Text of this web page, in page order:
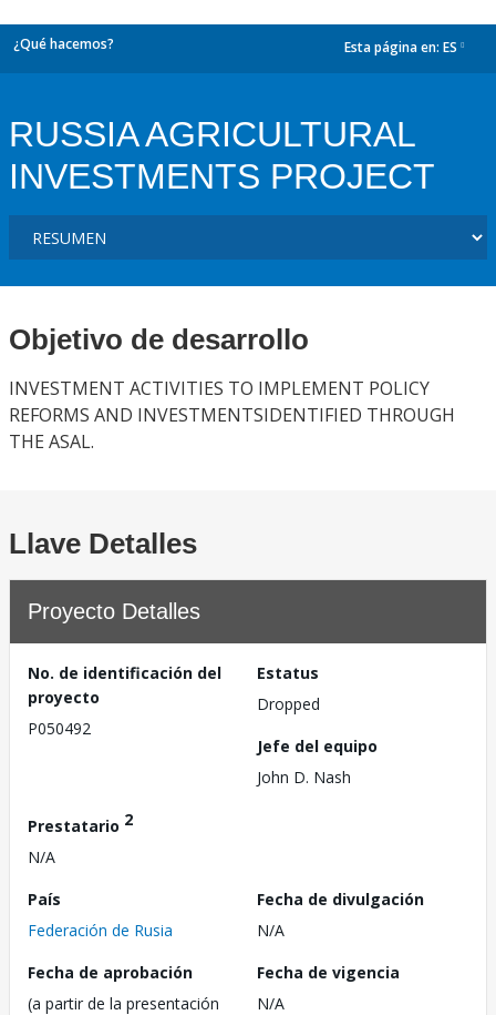
¿Qué hacemos? Esta página en: ES
RUSSIA AGRICULTURAL
INVESTMENTS PROJECT
Objetivo de desarrollo
INVESTMENT ACTIVITIES TO IMPLEMENT POLICY
REFORMS AND INVESTMENTSIDENTIFIED THROUGH
THE ASAL.
Llave Detalles
Proyecto Detalles
No. de identificación del
proyecto
P050492
Estatus
Dropped
Jefe del equipo
John D. Nash
Prestatario 2
N/A
País
Federación de Rusia
Fecha de divulgación
N/A
Fecha de aprobación
(a partir de la presentación
Fecha de vigencia
N/A